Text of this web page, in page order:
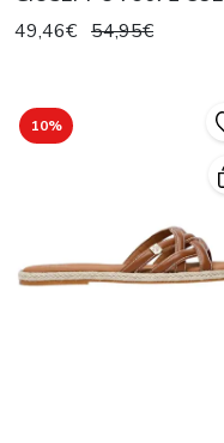
49,46€ 54,95€
10%